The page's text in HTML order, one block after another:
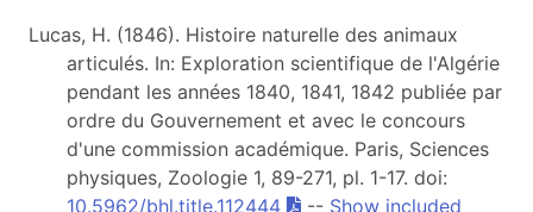
Lucas, H. (1846). Histoire naturelle des animaux
articulés. In: Exploration scientifique de l'Algérie
pendant les années 1840, 1841, 1842 publiée par
ordre du Gouvernement et avec le concours
d'une commission académique. Paris, Sciences
physiques, Zoologie 1, 89-271, pl. 1-17. doi:
10.5962/bhl.title.112444
-- Show included